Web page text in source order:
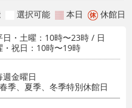
選択可能 本日 休館日
日・土曜：10時〜23時 / 日
・祝日：10時〜19時
週金曜日
季、夏季、冬季特別休館日